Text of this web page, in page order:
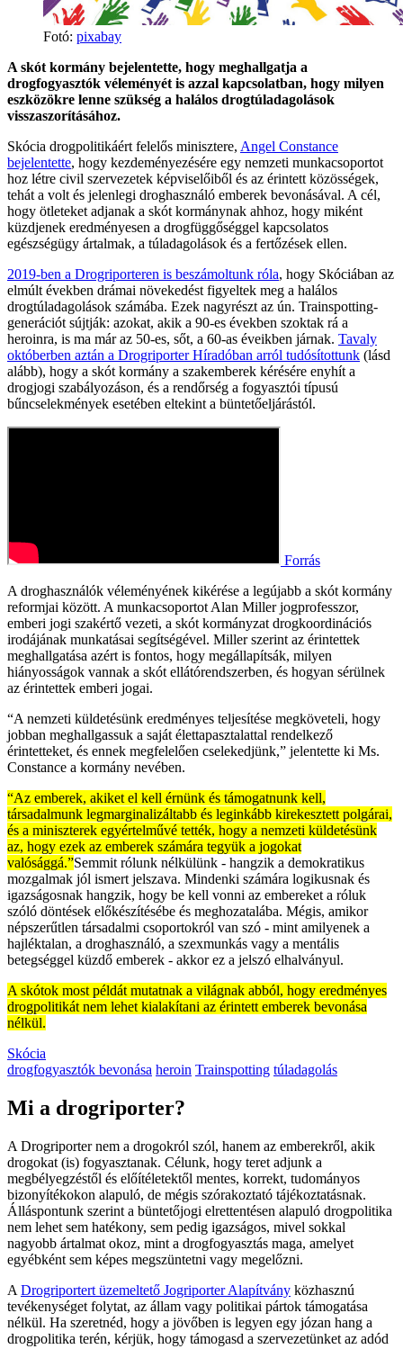
Fotó: pixabay
A skót kormány bejelentette, hogy meghallgatja a
drogfogyasztók véleményét is azzal kapcsolatban, hogy milyen
eszközökre lenne szükség a halálos drogtúladagolások
visszaszorításához.
Skócia drogpolitikáért felelős minisztere, Angel Constance
bejelentette, hogy kezdeményezésére egy nemzeti munkacsoportot
hoz létre civil szervezetek képviselőiből és az érintett közösségek,
tehát a volt és jelenlegi droghasználó emberek bevonásával. A cél,
hogy ötleteket adjanak a skót kormánynak ahhoz, hogy miként
küzdjenek eredményesen a drogfüggőséggel kapcsolatos
egészségügy ártalmak, a túladagolások és a fertőzések ellen.
2019-ben a Drogriporteren is beszámoltunk róla, hogy Skóciában az
elmúlt években drámai növekedést figyeltek meg a halálos
drogtúladagolások számába. Ezek nagyrészt az ún. Trainspotting-
generációt sújtják: azokat, akik a 90-es években szoktak rá a
heroinra, is ma már az 50-es, sőt, a 60-as éveikben járnak. Tavaly
októberben aztán a Drogriporter Híradóban arról tudósítottunk (lásd
alább), hogy a skót kormány a szakemberek kérésére enyhít a
drogjogi szabályozáson, és a rendőrség a fogyasztói típusú
bűncselekmények esetében eltekint a büntetőeljárástól.
Forrás
A droghasználók véleményének kikérése a legújabb a skót kormány
reformjai között. A munkacsoportot Alan Miller jogprofesszor,
emberi jogi szakértő vezeti, a skót kormányzat drogkoordinációs
irodájának munkatásai segítségével. Miller szerint az érintettek
meghallgatása azért is fontos, hogy megállapítsák, milyen
hiányosságok vannak a skót ellátórendszerben, és hogyan sérülnek
az érintettek emberi jogai.
“A nemzeti küldetésünk eredményes teljesítése megköveteli, hogy
jobban meghallgassuk a saját élettapasztalattal rendelkező
érintetteket, és ennek megfelelően cselekedjünk,” jelentette ki Ms.
Constance a kormány nevében.
“Az emberek, akiket el kell érnünk és támogatnunk kell,
társadalmunk legmarginalizáltabb és leginkább kirekesztett polgárai,
és a miniszterek egyértelművé tették, hogy a nemzeti küldetésünk
az, hogy ezek az emberek számára tegyük a jogokat
valósággá.”Semmit rólunk nélkülünk - hangzik a demokratikus
mozgalmak jól ismert jelszava. Mindenki számára logikusnak és
igazságosnak hangzik, hogy be kell vonni az embereket a róluk
szóló döntések előkészítésébe és meghozatalába. Mégis, amikor
népszerűtlen társadalmi csoportokról van szó - mint amilyenek a
hajléktalan, a droghasználó, a szexmunkás vagy a mentális
betegséggel küzdő emberek - akkor ez a jelszó elhalványul.
A skótok most példát mutatnak a világnak abból, hogy eredményes
drogpolitikát nem lehet kialakítani az érintett emberek bevonása
nélkül.
Skócia
drogfogyasztók bevonása heroin Trainspotting túladagolás
Mi a drogriporter?
A Drogriporter nem a drogokról szól, hanem az emberekről, akik
drogokat (is) fogyasztanak. Célunk, hogy teret adjunk a
megbélyegzéstől és előítéletektől mentes, korrekt, tudományos
bizonyítékokon alapuló, de mégis szórakoztató tájékoztatásnak.
Álláspontunk szerint a büntetőjogi elrettentésen alapuló drogpolitika
nem lehet sem hatékony, sem pedig igazságos, mivel sokkal
nagyobb ártalmat okoz, mint a drogfogyasztás maga, amelyet
egyébként sem képes megszüntetni vagy megelőzni.
A Drogriportert üzemeltető Jogriporter Alapítvány közhasznú
tevékenységet folytat, az állam vagy politikai pártok támogatása
nélkül. Ha szeretnéd, hogy a jövőben is legyen egy józan hang a
drogpolitika terén, kérjük, hogy támogasd a szervezetünket az adód